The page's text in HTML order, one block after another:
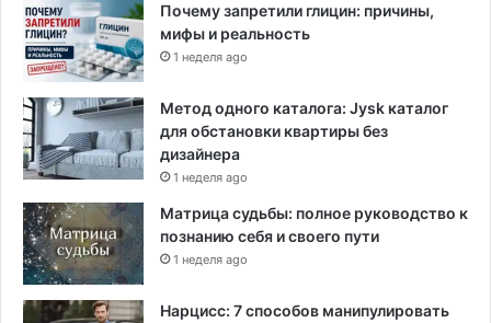
Почему запретили глицин: причины,
мифы и реальность
1 неделя ago
Метод одного каталога: Jysk каталог
для обстановки квартиры без
дизайнера
1 неделя ago
Матрица судьбы: полное руководство к
познанию себя и своего пути
1 неделя ago
Нарцисс: 7 способов манипулировать